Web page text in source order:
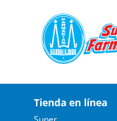
Tienda en línea